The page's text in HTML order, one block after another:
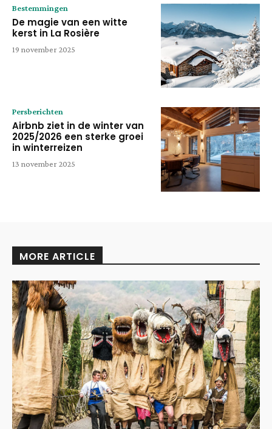
Bestemmingen
De magie van een witte
kerst in La Rosière
19 november 2025
Persberichten
Airbnb ziet in de winter van
2025/2026 een sterke groei
in winterreizen
13 november 2025
MORE ARTICLE